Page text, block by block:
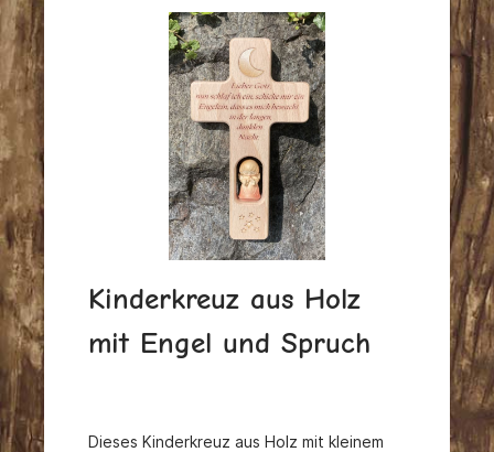
Kinderkreuz aus Holz
mit Engel und Spruch
Dieses Kinderkreuz aus Holz mit kleinem